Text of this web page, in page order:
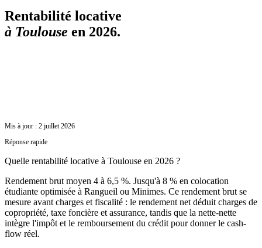
Rentabilité locative
à Toulouse en 2026.
Mis à jour : 2 juillet 2026
Réponse rapide
Quelle rentabilité locative à Toulouse en 2026 ?
Rendement brut moyen 4 à 6,5 %. Jusqu'à 8 % en colocation
étudiante optimisée à Rangueil ou Minimes. Ce rendement brut se
mesure avant charges et fiscalité : le rendement net déduit charges de
copropriété, taxe foncière et assurance, tandis que la nette-nette
intègre l'impôt et le remboursement du crédit pour donner le cash-
flow réel.